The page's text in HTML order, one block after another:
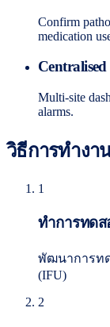
Confirm
medication
Multi-site
alarms.
วิธีการทำงา
1
ทำการทดส
พัฒนาการท
(IFU)
2